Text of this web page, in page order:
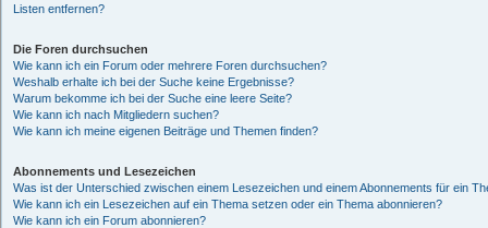
Listen entfernen?
Die Foren durchsuchen
Wie kann ich ein Forum oder mehrere Foren durchsuchen?
Weshalb erhalte ich bei der Suche keine Ergebnisse?
Warum bekomme ich bei der Suche eine leere Seite?
Wie kann ich nach Mitgliedern suchen?
Wie kann ich meine eigenen Beiträge und Themen finden?
Abonnements und Lesezeichen
Was ist der Unterschied zwischen einem Lesezeichen und einem Abonnements für ein
Wie kann ich ein Lesezeichen auf ein Thema setzen oder ein Thema abonnieren?
Wie kann ich ein Forum abonnieren?